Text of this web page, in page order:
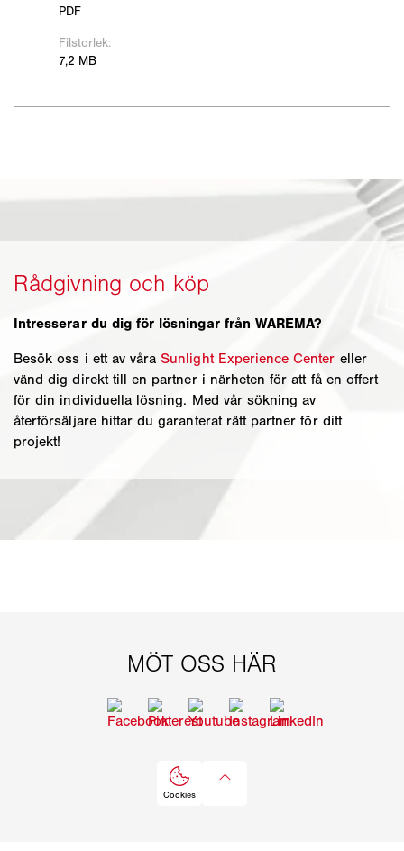
Intresserar du dig för lösningar från WAREMA?
Besök oss i ett av våraSunlight Experience Center eller
vänd dig direkt till en partner i närheten för att få en offert
för din individuella lösning. Med vår sökning av
återförsäljare hittar du garanterat rätt partner för ditt
projekt!